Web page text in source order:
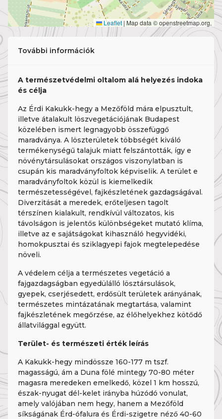
Leaflet | Map data © openstreetmap.org,
További információk
A természetvédelmi oltalom alá helyezés indoka
és célja
Az Érdi Kakukk-hegy a Mezőföld mára elpusztult,
illetve átalakult löszvegetációjának Budapest
közelében ismert legnagyobb összefüggő
maradványa. A löszterületek többségét kiváló
termékenységű talajuk miatt felszántották, így e
növénytársulásokat országos viszonylatban is
csupán kis maradványfoltok képviselik. A terület e
maradványfoltok közül is kiemelkedik
természetességével, fajkészletének gazdagságával.
Diverzitását a meredek, erőteljesen tagolt
térszínen kialakult, rendkívül változatos, kis
távolságon is jelentős különbségeket mutató klíma,
illetve az e sajátságokat kihasználó hegyvidéki,
homokpusztai és sziklagyepi fajok megtelepedése
növeli.
A védelem célja a természetes vegetáció a
fajgazdagságban egyedülálló lösztársulások,
gyepek, cserjésedett, erdősült területek arányának,
természetes mintázatának megtartása, valamint
fajkészletének megőrzése, az élőhelyekhez kötődő
állatvilággal együtt.
Terület- és természeti érték leírás
A Kakukk-hegy mindössze 160-177 m tszf.
magasságú, ám a Duna fölé mintegy 70-80 méter
magasra meredeken emelkedő, közel 1 km hosszú,
észak-nyugat dél-kelet irányba húzódó vonulat,
amely valójában nem hegy, hanem a Mezőföld
síkságának Érd-ófalura és Érdi-szigetre néző 40-60